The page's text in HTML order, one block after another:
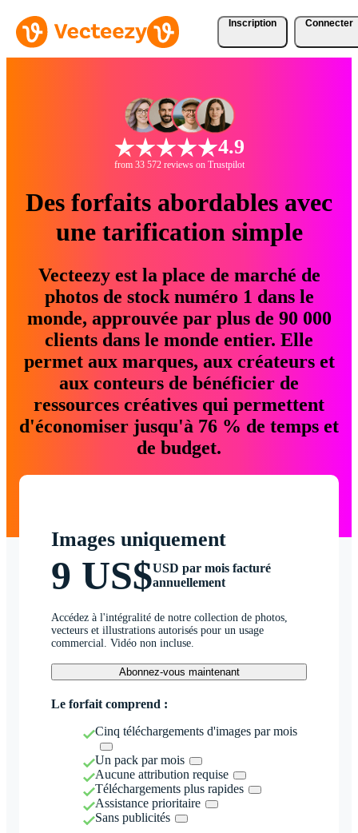
Inscription Connecter
4.9
from 33 572 reviews on Trustpilot
Des forfaits abordables avec
une tarification simple
Vecteezy est la place de marché de
photos de stock numéro 1 dans le
monde, approuvée par plus de 90 000
clients dans le monde entier. Elle
permet aux marques, aux créateurs et
aux conteurs de bénéficier de
ressources créatives qui permettent
d'économiser jusqu'à 76 % de temps et
de budget.
Images uniquement
9 US$USD par mois facturé
annuellement
Accédez à l'intégralité de notre collection de photos,
vecteurs et illustrations autorisés pour un usage
commercial. Vidéo non incluse.
Abonnez-vous maintenant
Le forfait comprend :
Cinq téléchargements d'images par mois
Un pack par mois
Aucune attribution requise
Téléchargements plus rapides
Assistance prioritaire
Sans publicités